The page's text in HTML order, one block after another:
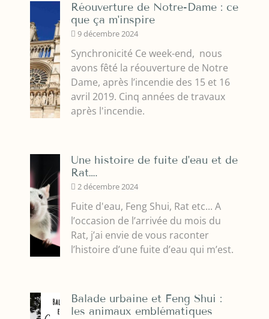
Réouverture de Notre-Dame : ce
que ça m'inspire
9 décembre 2024
Synchronicité Ce week-end, nous
avons fêté la réouverture de Notre
Dame, après l’incendie des 15 et 16
avril 2019. Cinq années de travaux
après l'incendie.
Une histoire de fuite d'eau et de
Rat….
2 décembre 2024
Fuite d'eau, Feng Shui, Rat etc... A
l’occasion de l’arrivée du mois du
Rat, j’ai envie de vous raconter
l’histoire d’une fuite d’eau qui m’est.
Balade urbaine et Feng Shui :
les animaux emblématiques